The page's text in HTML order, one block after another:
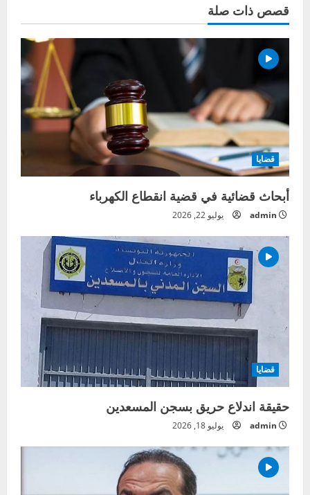
قصص ذات صلة
قضايا
أبحاث قضائية في قضية انقطاع الكهرباء
admin يوليو 22, 2026
قضايا
حقيقة اندلاع حريق بسجن المسعدين
admin يوليو 18, 2026